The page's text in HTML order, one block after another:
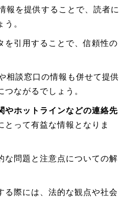
報を提供することで、読者に
。
を引用することで、信頼性の
相談窓口の情報も併せて提供
ながるでしょう。
やホットラインなどの連絡先
とって有益な情報となりま
な問題と注意点についての解
る際には、法的な観点や社会